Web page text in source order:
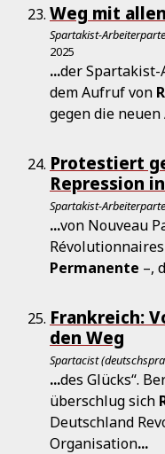
Weg mit
Spartakist-
2025
...der
dem Aufruf von
gegen die
Protestiert
Repression
Spartakist-
...von Nouveau
Permanente –,
Frankreich:
den Weg
Spartacist
...des Glücks“.
überschlug sich
Deutschland
Organisation...